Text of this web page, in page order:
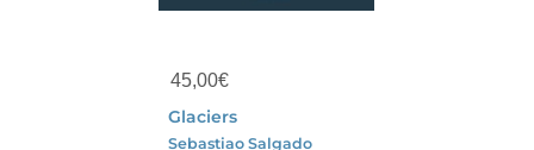
45,00€
Glaciers
Sebastiao Salgado